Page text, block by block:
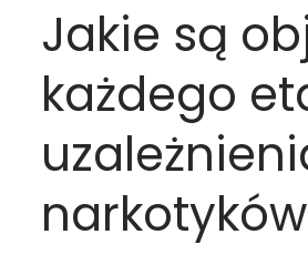
Jakie są
każdego
narkotyków